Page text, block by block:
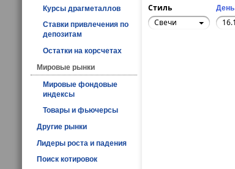
Курсы драгметаллов
Ставки привлечения по
депозитам
Остатки на корсчетах
Мировые рынки
Мировые фондовые
индексы
Товары и фьючерсы
Другие рынки
Лидеры роста и падения
Поиск котировок
Стиль
День
Свечи